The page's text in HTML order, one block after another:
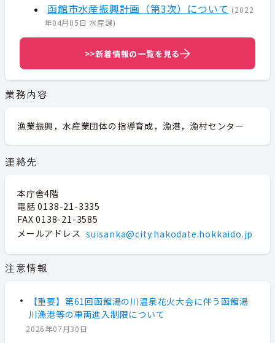
函館市水産振興計画（第3次）について (2022
年04月05日 水産課)
>>新着情報の一覧を見る
業務内容
漁業振興，水産業団体の指導育成，漁港，漁村センター
連絡先
本庁舎4階
電話 0138-21-3335
FAX 0138-21-3585
メールアドレス suisanka@city.hakodate.hokkaido.jp
注意情報
【重要】第61回函館湯の川温泉花火大会に伴う函館湯
川漁港等の車両進入制限について
2026年07月30日